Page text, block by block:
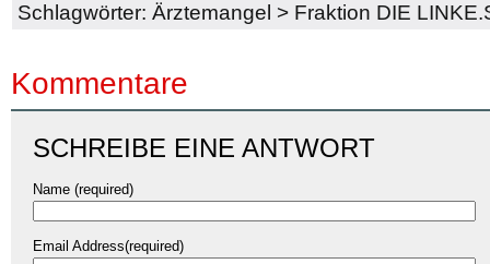
Schlagwörter: Ärztemangel > Fraktion DIE
Kommentare
SCHREIBE EINE ANTWORT
Name (required)
Email Address(required)